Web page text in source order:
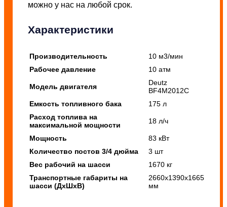
можно у нас на любой срок.
Характеристики
Производительность
10 м3/мин
Рабочее давление
10 атм
Модель двигателя
Deutz
BF4M2012C
Емкость топливного бака
175 л
Расход топлива на
максимальной мощности
18 л/ч
Мощность
83 кВт
Количество постов 3/4 дюйма
3 шт
Вес рабочий на шасси
1670 кг
Транспортные габариты на
шасси (ДхШхВ)
2660х1390х1665
мм